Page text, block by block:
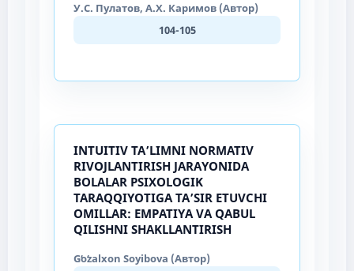
У.С. Пулатов, А.Х. Каримов (Автор)
104-105
INTUITIV TAʼLIMNI NORMATIV
RIVOJLANTIRISH JARAYONIDA
BOLALAR PSIXOLOGIK
TARAQQIYOTIGA TAʼSIR ETUVCHI
OMILLAR: EMPATIYA VA QABUL
QILISHNI SHAKLLANTIRISH
Gʻoʻzalxon Soyibova (Автор)